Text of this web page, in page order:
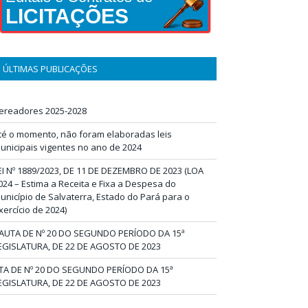
LICITAÇÕES
ÚLTIMAS PUBLICAÇÕES
2025-2028
o momento, não foram elaboradas leis
vigentes no ano de 2024
Nº 1889/2023, DE 11 DE DEZEMBRO DE 2023 (LOA
– Estima a Receita e Fixa a Despesa do
de Salvaterra, Estado do Pará para o
de 2024)
DE Nº 20 DO SEGUNDO PERÍODO DA 15ª
DE 22 DE AGOSTO DE 2023
DE Nº 20 DO SEGUNDO PERÍODO DA 15ª
DE 22 DE AGOSTO DE 2023